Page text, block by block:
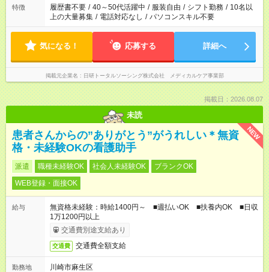
合は応募できません。
特徴 履歴書不要 / 40～50代活躍中 / 服装自由 / シフト勤務 / 10名以
上の大量募集 / 電話対応なし / パソコンスキル不要
気になる！ 応募する 詳細へ
掲載元企業名 日研トータルソーシング株式会社 メディカルケア事業部
掲載日：2026.08.07
未読
NEW
患者さんからの”ありがとう”がうれしい＊無資
格・未経験OKの看護助手
派遣 職種未経験OK 社会人未経験OK
ブランクOK
WEB登録・面接OK
給与
無資格未経験：時給1400円～ ■週払いOK ■扶養内OK ■日収
1万1200円以上
交通費別途支給あり
交通費 交通費全額支給
勤務地
川崎市麻生区